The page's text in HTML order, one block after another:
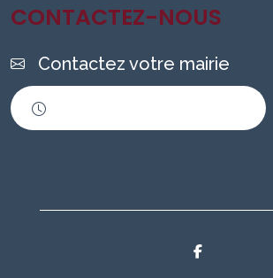
CONTACTEZ-NOUS
Contactez votre mairie